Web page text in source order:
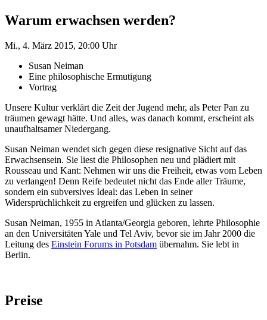
Warum erwachsen werden?
Mi., 4. März 2015, 20:00 Uhr
Susan Neiman
Eine philosophische Ermutigung
Vortrag
Unsere Kultur verklärt die Zeit der Jugend mehr, als Peter Pan zu
träumen gewagt hätte. Und alles, was danach kommt, erscheint als
unaufhaltsamer Niedergang.
Susan Neiman wendet sich gegen diese resignative Sicht auf das
Erwachsensein. Sie liest die Philosophen neu und plädiert mit
Rousseau und Kant: Nehmen wir uns die Freiheit, etwas vom Leben
zu verlangen! Denn Reife bedeutet nicht das Ende aller Träume,
sondern ein subversives Ideal: das Leben in seiner
Widersprüchlichkeit zu ergreifen und glücken zu lassen.
Susan Neiman, 1955 in Atlanta/Georgia geboren, lehrte Philosophie
an den Universitäten Yale und Tel Aviv, bevor sie im Jahr 2000 die
Leitung des Einstein Forums in Potsdam übernahm. Sie lebt in
Berlin.
Preise